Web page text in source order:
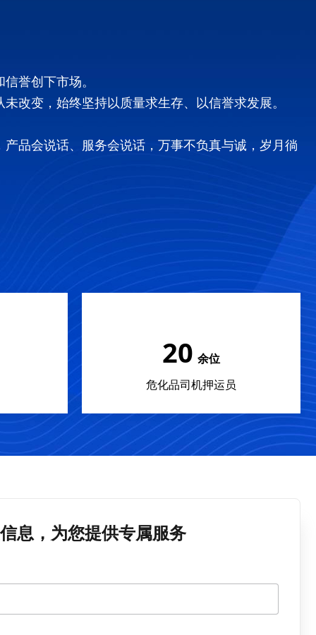
誉创下市场。
改变，始终坚持以质量求生存、以信誉求发展。
品会说话、服务会说话，万事不负真与诚，岁月徜
20 余位
危化品司机押运员
息，为您提供专属服务